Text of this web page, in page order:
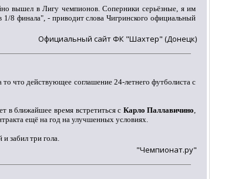
вышел в Лигу чемпионов. Соперники серьёзные, я им
8 финала", - приводит слова Чигринского официальный
Официальный сайт ФК "Шахтер" (Донецк)
то что действующее соглашение 24-летнего футболиста с
в ближайшее время встретиться с Карло Паллавичино,
ещё на год на улучшенных условиях.
забил три гола.
"Чемпионат.ру"